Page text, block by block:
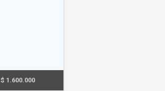
$ 1.600.000